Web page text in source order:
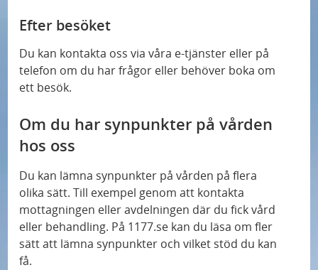
Efter besöket
Du kan kontakta oss via våra e-tjänster eller på
telefon om du har frågor eller behöver boka om
ett besök.
Om du har synpunkter på vården
hos oss
Du kan lämna synpunkter på vården på flera
olika sätt. Till exempel genom att kontakta
mottagningen eller avdelningen där du fick vård
eller behandling. På 1177.se kan du läsa om fler
sätt att lämna synpunkter och vilket stöd du kan
få.